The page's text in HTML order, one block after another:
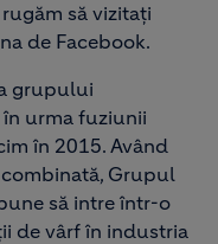
să vizitaţi
de Facebook.
grupului
în urma fuziunii
în 2015. Având
Grupul
să intre într-o
de vârf în industria